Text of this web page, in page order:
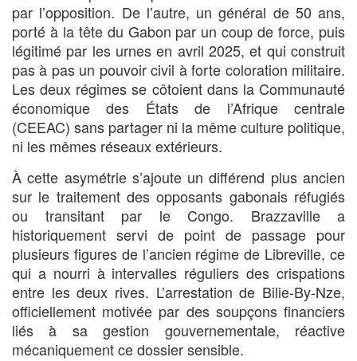
par l’opposition. De l’autre, un général de 50 ans,
porté à la tête du Gabon par un coup de force, puis
légitimé par les urnes en avril 2025, et qui construit
pas à pas un pouvoir civil à forte coloration militaire.
Les deux régimes se côtoient dans la Communauté
économique des États de l’Afrique centrale
(CEEAC) sans partager ni la même culture politique,
ni les mêmes réseaux extérieurs.
À cette asymétrie s’ajoute un différend plus ancien
sur le traitement des opposants gabonais réfugiés
ou transitant par le Congo. Brazzaville a
historiquement servi de point de passage pour
plusieurs figures de l’ancien régime de Libreville, ce
qui a nourri à intervalles réguliers des crispations
entre les deux rives. L’arrestation de Bilie-By-Nze,
officiellement motivée par des soupçons financiers
liés à sa gestion gouvernementale, réactive
mécaniquement ce dossier sensible.